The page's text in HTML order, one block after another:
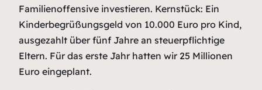
Familienoffensive investieren. Kernstück: Ein
Kinderbegrüßungsgeld von 10.000 Euro pro Kind,
ausgezahlt über fünf Jahre an steuerpflichtige
Eltern. Für das erste Jahr hatten wir 25 Millionen
Euro eingeplant.